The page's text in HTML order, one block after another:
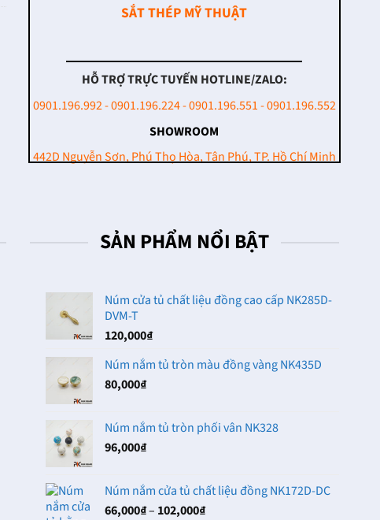
SẮT THÉP MỸ THUẬT
HỖ TRỢ TRỰC TUYẾN HOTLINE/ZALO:
0901.196.992 - 0901.196.224 - 0901.196.551 - 0901.196.552
SHOWROOM
442D Nguyễn Sơn, Phú Thọ Hòa, Tân Phú, TP. Hồ Chí Minh
SẢN PHẨM NỔI BẬT
Núm cửa tủ chất liệu đồng cao cấp NK285D-
DVM-T
120,000₫
Núm nắm tủ tròn màu đồng vàng NK435D
80,000₫
Núm nắm tủ tròn phối vân NK328
96,000₫
Núm nắm cửa tủ chất liệu đồng NK172D-DC
66,000₫– 102,000₫Khoảng